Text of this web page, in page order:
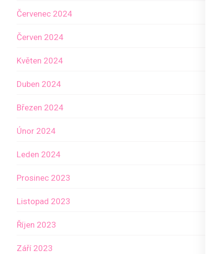
Červenec 2024
Červen 2024
Květen 2024
Duben 2024
Březen 2024
Únor 2024
Leden 2024
Prosinec 2023
Listopad 2023
Říjen 2023
Září 2023